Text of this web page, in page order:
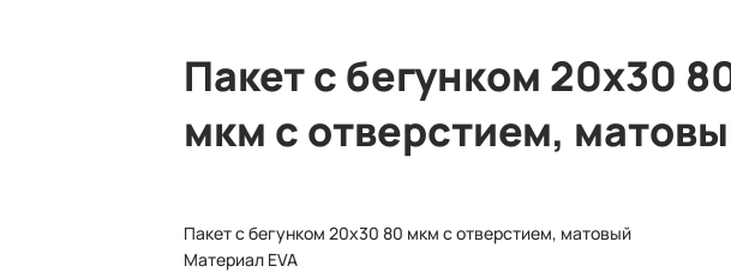
Пакет с бегунком 20x30
мкм с отверстием,
Пакет с бегунком 20x30 80 мкм с отверстием, матовый
Материал EVA